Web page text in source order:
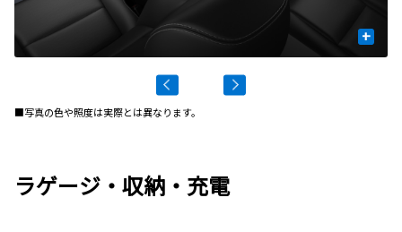
+
■写真の色や照度は実際とは異なります。
ラゲージ・収納・充電